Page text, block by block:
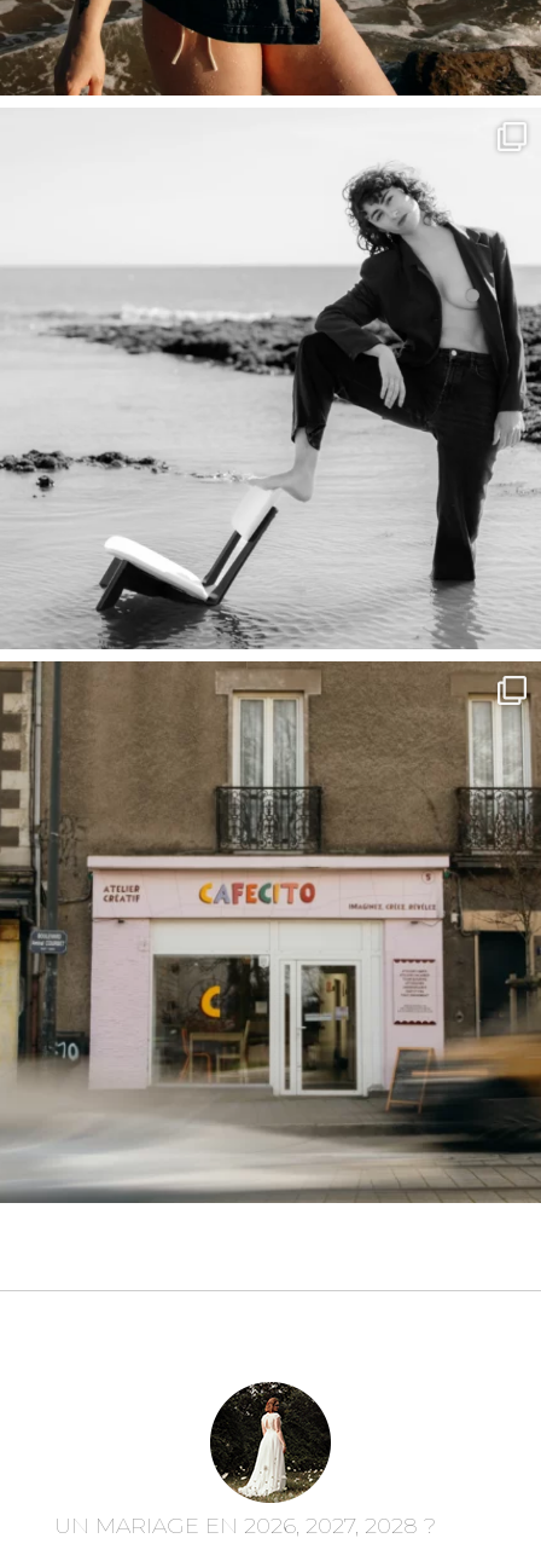
UN MARIAGE EN 2026, 2027, 2028 ?